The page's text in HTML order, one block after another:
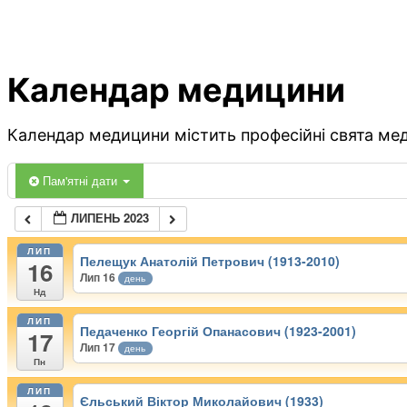
Календар медицини
Календар медицини містить професійні свята
Пам'ятні дати
ЛИПЕНЬ 2023
ЛИП
16
Нд
Пелещук Анатолій Петрович (1913-2010)
Лип 16 день
ЛИП
17
Пн
Педаченко Георгій Опанасович (1923-2001)
Лип 17 день
ЛИП
Єльський Віктор Миколайович (1933)